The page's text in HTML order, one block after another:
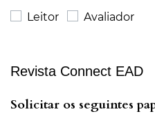
Leitor Avaliador
Revista Connect EAD
Solicitar os seguintes